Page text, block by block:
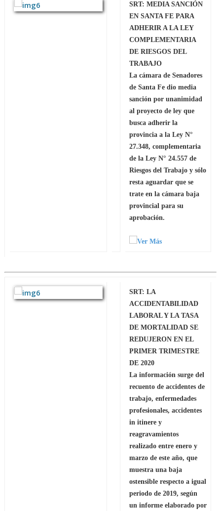
SRT: MEDIA SANCIÓN
EN SANTA FE PARA
ADHERIR A LA LEY
COMPLEMENTARIA
DE RIESGOS DEL
TRABAJO
La cámara de Senadores
de Santa Fe dio media
sanción por unanimidad
al proyecto de ley que
busca adherir la
provincia a la Ley N°
27.348, complementaria
de la Ley N° 24.557 de
Riesgos del Trabajo y sólo
resta aguardar que se
trate en la cámara baja
provincial para su
aprobación.
SRT: LA
ACCIDENTABILIDAD
LABORAL Y LA TASA
DE MORTALIDAD SE
REDUJERON EN EL
PRIMER TRIMESTRE
DE 2020
La información surge del
recuento de accidentes de
trabajo, enfermedades
profesionales, accidentes
in itinere y
reagravamientos
realizado entre enero y
marzo de este año, que
muestra una baja
ostensible respecto a igual
periodo de 2019, según
un informe elaborado por